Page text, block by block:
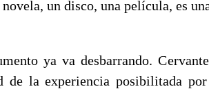
un disco, una película, es
ya va desbarrando.
de la experiencia posibilitada